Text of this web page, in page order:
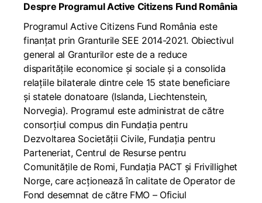
Despre Programul Active Citizens Fund România
Programul Active Citizens Fund România este
finanțat prin Granturile SEE 2014-2021. Obiectivul
general al Granturilor este de a reduce
disparitățile economice și sociale și a consolida
relațiile bilaterale dintre cele 15 state beneficiare
și statele donatoare (Islanda, Liechtenstein,
Norvegia). Programul este administrat de către
consorțiul compus din Fundația pentru
Dezvoltarea Societății Civile, Fundația pentru
Parteneriat, Centrul de Resurse pentru
Comunitățile de Romi, Fundația PACT și Frivillighet
Norge, care acționează în calitate de Operator de
Fond desemnat de către FMO – Oficiul